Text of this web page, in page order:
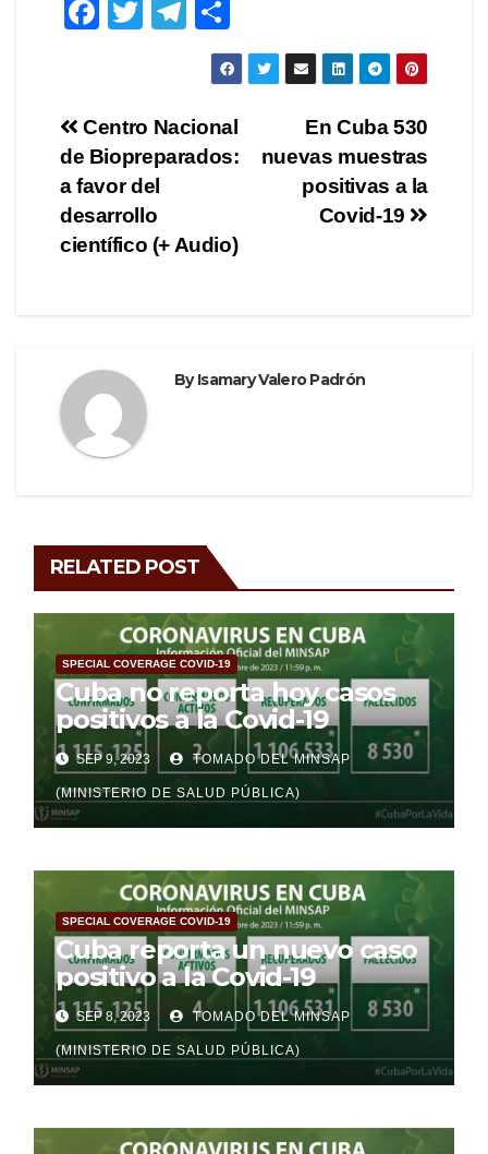
F
e
b
o
o
k
T
er
T
el
gr
a
h
ar
e
Post
navigation
En Cuba 530
nuevas muestras
positivas a la
Covid-19
Centro Nacional
de Biopreparados:
a favor del
desarrollo
científico (+ Audio)
ByIsamary Valero Padrón
RELATED POST
SPECIAL COVERAGE COVID-19
Cuba no reporta hoy casos
positivos a la Covid-19
SEP 9, 2023 TOMADO DEL MINSAP
(MINISTERIO DE SALUD PÚBLICA)
SPECIAL COVERAGE COVID-19
Cuba reporta un nuevo caso
positivo a la Covid-19
SEP 8, 2023 TOMADO DEL MINSAP
(MINISTERIO DE SALUD PÚBLICA)